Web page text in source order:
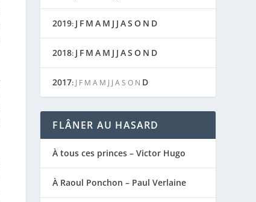
2019: J F M A M J J AS O N D
2018: J F M A M J J AS O N D
2017: J F M A M J J AS O N D
FLÂNER AU HASARD
À tous ces princes – Victor Hugo
À Raoul Ponchon – Paul Verlaine